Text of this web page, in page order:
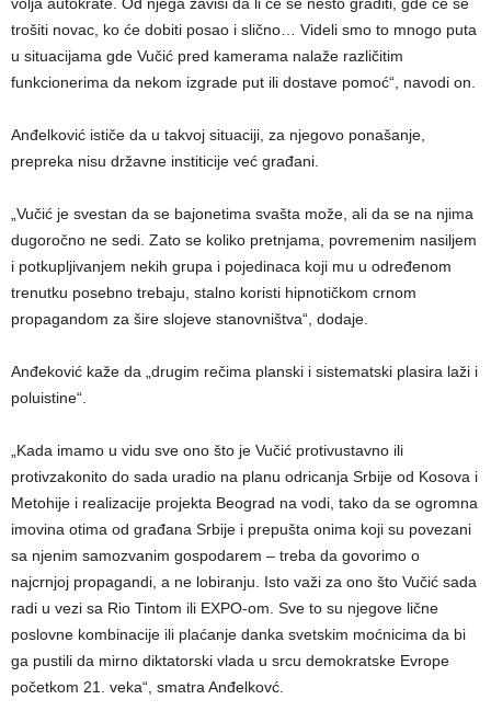
trošiti novac, ko će dobiti posao i slično… Videli smo to mnogo puta
u situacijama gde Vučić pred kamerama nalaže različitim
funkcionerima da nekom izgrade put ili dostave pomoć“, navodi on.
Anđelković ističe da u takvoj situaciji, za njegovo ponašanje,
prepreka nisu državne institicije već građani.
„Vučić je svestan da se bajonetima svašta može, ali da se na njima
dugoročno ne sedi. Zato se koliko pretnjama, povremenim nasiljem
i potkupljivanjem nekih grupa i pojedinaca koji mu u određenom
trenutku posebno trebaju, stalno koristi hipnotičkom crnom
propagandom za šire slojeve stanovništva“, dodaje.
Anđeković kaže da „drugim rečima planski i sistematski plasira laži i
poluistine“.
„Kada imamo u vidu sve ono što je Vučić protivustavno ili
protivzakonito do sada uradio na planu odricanja Srbije od Kosova i
Metohije i realizacije projekta Beograd na vodi, tako da se ogromna
imovina otima od građana Srbije i prepušta onima koji su povezani
sa njenim samozvanim gospodarem – treba da govorimo o
najcrnjoj propagandi, a ne lobiranju. Isto važi za ono što Vučić sada
radi u vezi sa Rio Tintom ili EXPO-om. Sve to su njegove lične
poslovne kombinacije ili plaćanje danka svetskim moćnicima da bi
ga pustili da mirno diktatorski vlada u srcu demokratske Evrope
početkom 21. veka“, smatra Anđelkovć.